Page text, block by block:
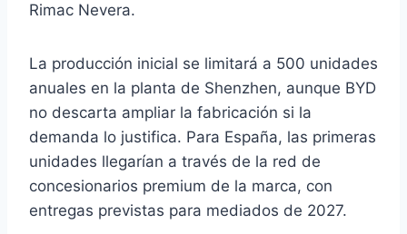
Rimac Nevera.
La producción inicial se limitará a 500 unidades
anuales en la planta de Shenzhen, aunque BYD
no descarta ampliar la fabricación si la
demanda lo justifica. Para España, las primeras
unidades llegarían a través de la red de
concesionarios premium de la marca, con
entregas previstas para mediados de 2027.